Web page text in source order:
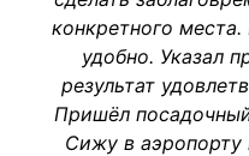
конкретного
удобно. Указал
результат
Пришёл
Сижу в аэропорту